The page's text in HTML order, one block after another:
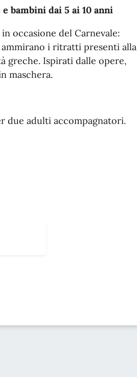
bambini dai 5 ai 10 anni
occasione del Carnevale:
i ritratti presenti alla
greche. Ispirati dalle opere,
maschera.
due adulti accompagnatori.